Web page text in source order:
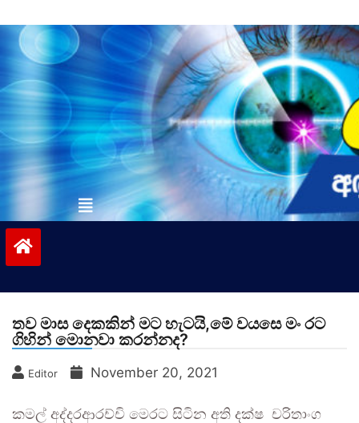
to
contentvinivida.lk
තව මාස දෙකකින් මට හැටයි,මේ වයසෙ මං රට
ගිහින් මොනවා කරන්නද?
Editor November 20, 2021
කමල් අද්දරආරච්චි මෙරට සිටින අති දක්ෂ චරිතාංග